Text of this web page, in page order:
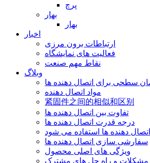
پرچ
بهار
بهار
اخبار
ارتباطات برون مرزی
فعالیت های نمایشگاه
نقاط مهم صنعت
وبلاگ
سطحی برای اتصال دهنده ها
مواد اتصال دهنده
紧固件之间的相似和区别
تفاوت بین اتصال دهنده ها
درجه قدرت اتصال دهنده ها
دهنده ها استفاده می شود
سفارشی سازی اتصال دهنده ها
ویژگی های اصلی محصول
مشکلات و راه حل های مشترک